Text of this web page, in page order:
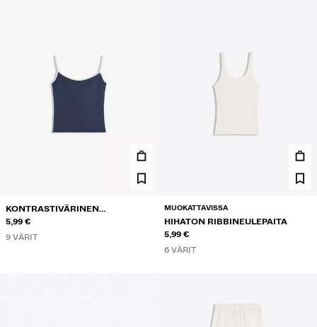
KONTRASTIVÄRINEN
NARUTOPPI
5,99 €
9 VÄRIT
MUOKATTAVISSA
HIHATON RIBBINEULEPAITA
5,99 €
6 VÄRIT